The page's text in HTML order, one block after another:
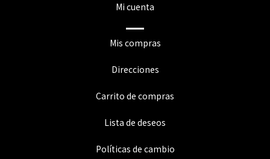
Mi cuenta
Mis compras
Direcciones
Carrito de compras
Lista de deseos
Políticas de cambio